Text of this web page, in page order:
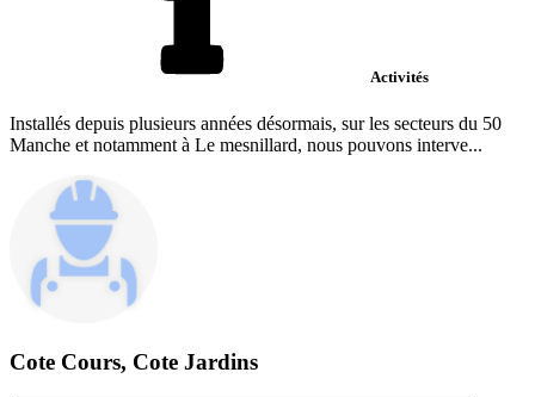
Activités
Installés depuis plusieurs années désormais, sur les secteurs du 50
Manche et notamment à Le mesnillard, nous pouvons interve...
Cote Cours, Cote Jardins